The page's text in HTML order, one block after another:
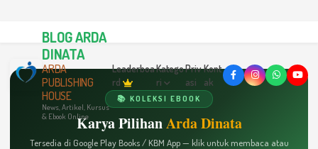
BLOG ARDA
DINATA
ARDA
PUBLISHING
HOUSE
News, Artikel, Kursus
& Ebook Online
Leaderboa
rd
Katego
ri
Priv
asi
Kont
ak
📚 KOLEKSI EBOOK
Karya PilihanArda Dinata
Tersedia di Google Play Books / KBM App — klik untuk membaca atau